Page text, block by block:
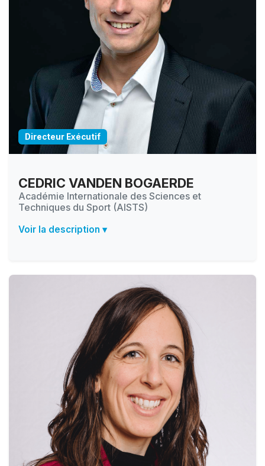
Directeur Exécutif
CEDRIC VANDEN BOGAERDE
Académie Internationale des Sciences et
Techniques du Sport (AISTS)
Voir la description ▾